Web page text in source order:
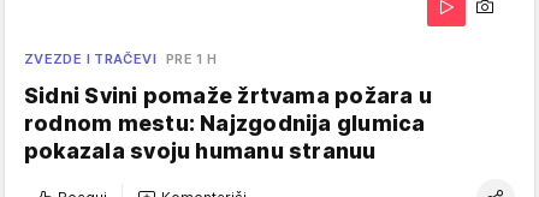
ZVEZDE I TRAČEVI PRE 1 H
Sidni Svini pomaže žrtvama požara u
rodnom mestu: Najzgodnija glumica
pokazala svoju humanu stranuu